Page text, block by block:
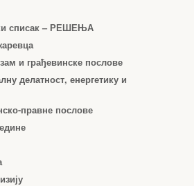
списак – РЕШЕЊА
и грађевинске послове
делатност, енергетику и
правне послове